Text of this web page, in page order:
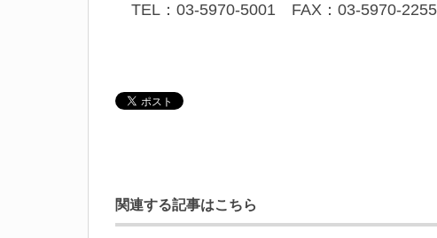
TEL：03-5970-5001 FAX：03-5970-2255
関連する記事はこちら